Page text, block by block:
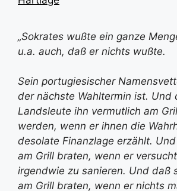
„Sokrates wußte ein ganze
u.a. auch, daß er nichts wußte.
Sein portugiesischer
der nächste Wahltermin ist. Und
Landsleute ihn vermutlich am
werden, wenn er ihnen die
desolate Finanzlage erzählt.
am Grill braten, wenn er
irgendwie zu sanieren. Und daß
am Grill braten, wenn er nichts